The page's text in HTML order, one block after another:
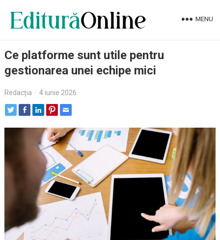
MENU
Ce platforme sunt utile pentru
gestionarea unei echipe mici
Redacția · 4 iunie 2026